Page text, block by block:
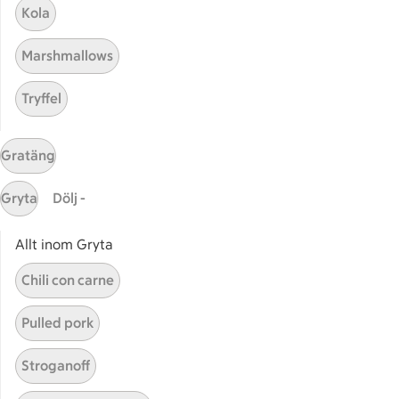
Våra ICA-kort
ICA
ICAs egna varor
ICA Gruppen
ICA Nära
ICA Supermarket
ICA Kvantum
ICA Maxi
Utvalda leverantörer
Annonsera
Jobba på ICA
Hållbarhet
ICA Stiftelsen
En god morgondag
Kola
Marshmallows
Tryffel
Gratäng
Gryta Dölj -
Allt inom Gryta
Chili con carne
Pulled pork
Stroganoff